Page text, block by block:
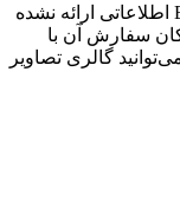
فعلا از قیمت‌گذاری Expedition Pro XPro One اطلاعاتی ارائه نشده
سفارش آن با
گالری تصاویر